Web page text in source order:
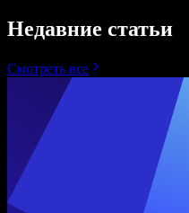
Недавние статьи
Смотреть все